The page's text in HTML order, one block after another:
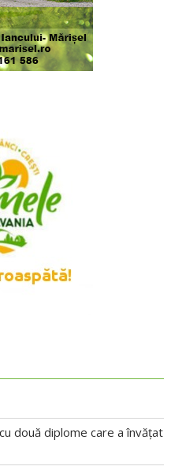
două diplome care a învățat